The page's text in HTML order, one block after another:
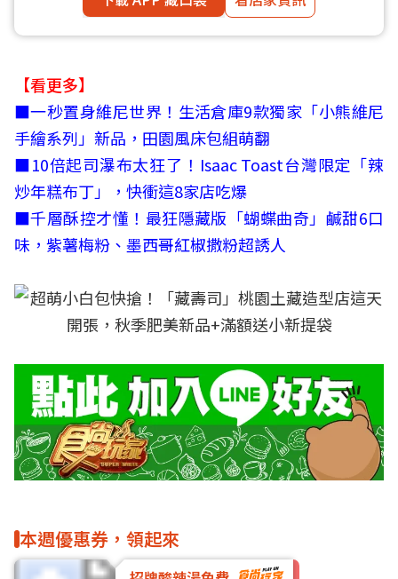
【看更多】
■一秒置身維尼世界！生活倉庫9款獨家「小熊維尼
手繪系列」新品，田園風床包組萌翻
■10倍起司瀑布太狂了！Isaac Toast台灣限定「辣
炒年糕布丁」，快衝這8家店吃爆
■千層酥控才懂！最狂隱藏版「蝴蝶曲奇」鹹甜6口
味，紫薯梅粉、墨西哥紅椒撒粉超誘人
本週優惠券，領起來